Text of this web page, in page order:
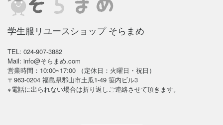
学生服リユースショップ そらまめ
TEL: 024-907-3882
Mail: info@そらまめ.com
営業時間：10:00~17:00 （定休日：火曜日・祝日）
〒963-0204 福島県郡山市土瓜1-49 笹内ビル3
※電話に出られない場合は折り返しご連絡させて頂きます。